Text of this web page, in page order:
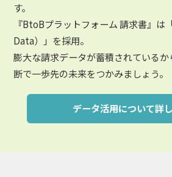
す。
『BtoBプラットフォーム 請求書』
Data）」を採用。
膨大な請求データが蓄積されている
断で一歩先の未来をつかみましょう。
データ活用について詳